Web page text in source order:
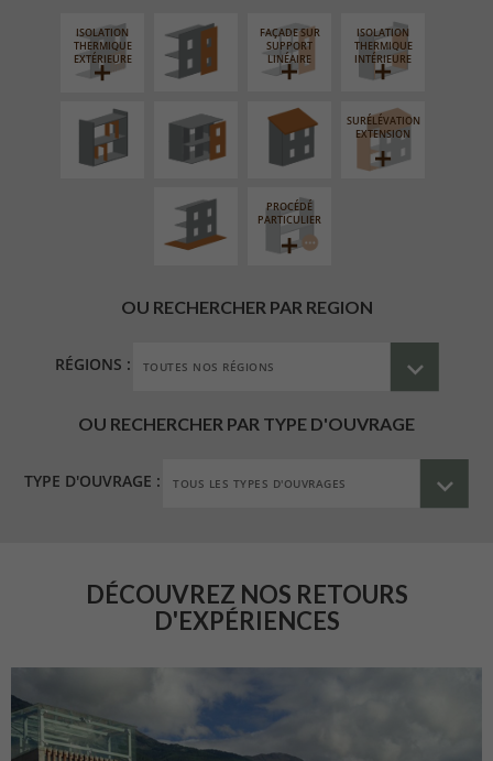
ISOLATION
THERMIQUE
EXTÉRIEURE
FAÇADE SUR
SUPPORT
LINÉAIRE
ISOLATION
THERMIQUE
INTÉRIEURE
RÉAMÉNAGEMENT
INTÉRIEUR
FERMETURE
LOGGIAS
RÉFECTION DES
TOITURES
SURÉLÉVATION
EXTENSION
AMÉNAGEMENT
EXTÉRIEUR
PROCÉDÉ
PARTICULIER
OU RECHERCHER PAR REGION
RÉGIONS :
OU RECHERCHER PAR TYPE D'OUVRAGE
TYPE D'OUVRAGE :
DÉCOUVREZ NOS RETOURS
D'EXPÉRIENCES